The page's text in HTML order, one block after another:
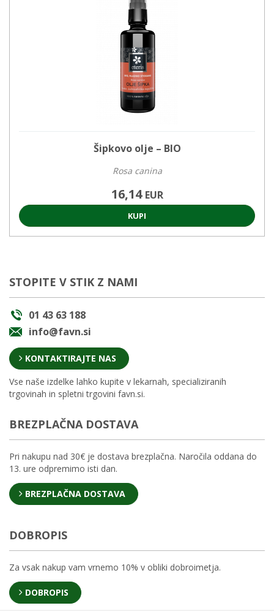
Šipkovo olje – BIO
Rosa canina
16,14 EUR
KUPI
STOPITE V STIK Z NAMI
01 43 63 188
info@favn.si
KONTAKTIRAJTE NAS
Vse naše izdelke lahko kupite v lekarnah, specializiranih
trgovinah in spletni trgovini favn.si.
BREZPLAČNA DOSTAVA
Pri nakupu nad 30€ je dostava brezplačna. Naročila oddana do
13. ure odpremimo isti dan.
BREZPLAČNA DOSTAVA
DOBROPIS
Za vsak nakup vam vrnemo 10% v obliki dobroimetja.
DOBROPIS